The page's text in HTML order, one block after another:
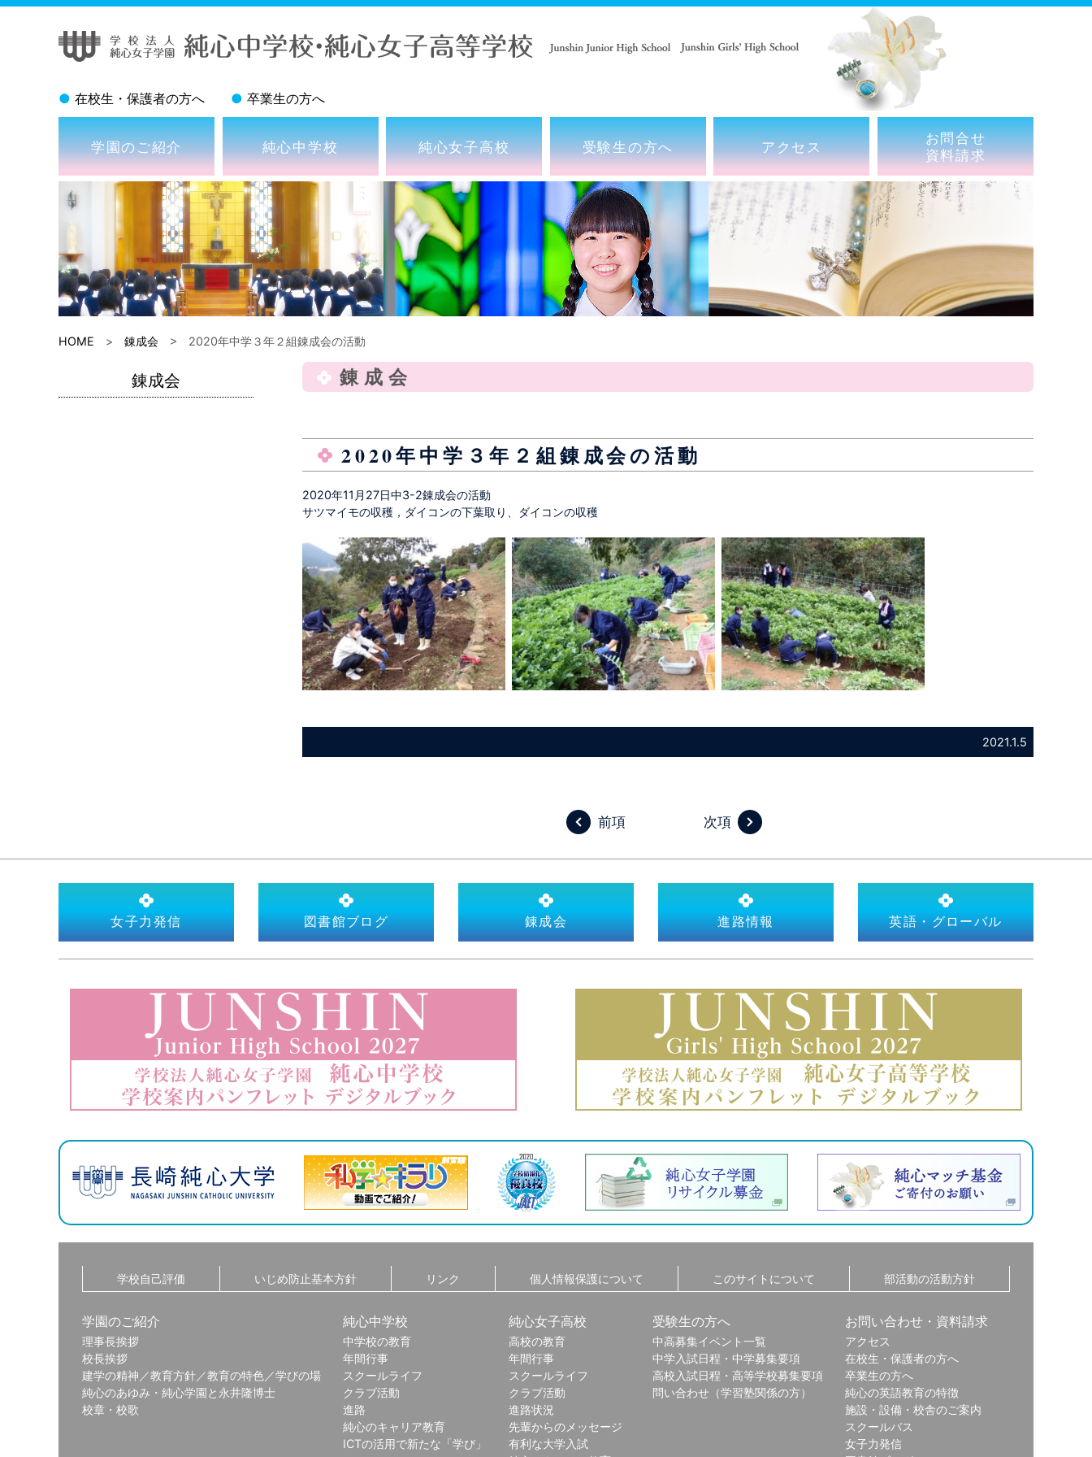
● 在校生・保護者の方へ ● 卒業生の方へ
学園のご紹介 純心中学校 純心女子高校 受験生の方へ アクセス
お問合せ
資料請求
HOME > 錬成会 > 2020年中学３年２組錬成会の活動
錬成会
2020年中学３年２組錬成会の活動
2020年11月27日中3-2錬成会の活動
サツマイモの収穫，ダイコンの下葉取り、ダイコンの収穫
2021.1.5
前項 次項
錬成会
女子力発信 図書館ブログ 錬成会 進路情報 英語・グローバル
学校自己評価 いじめ防止基本方針 リンク 個人情報保護について このサイトについて 部活動の活動方針
学園のご紹介
理事長挨拶
校長挨拶
建学の精神／教育方針／教育の特色／学びの場
純心のあゆみ・純心学園と永井隆博士
校章・校歌
純心中学校
中学校の教育
年間行事
スクールライフ
クラブ活動
進路
純心のキャリア教育
ICTの活用で新たな「学び」
純心女子高校
高校の教育
年間行事
スクールライフ
クラブ活動
進路状況
先輩からのメッセージ
有利な大学入試
受験生の方へ
中高募集イベント一覧
中学入試日程・中学募集要項
高校入試日程・高等学校募集要項
問い合わせ（学習塾関係の方）
お問い合わせ・資料請求
アクセス
在校生・保護者の方へ
卒業生の方へ
純心の英語教育の特徴
施設・設備・校舎のご案内
スクールバス
女子力発信